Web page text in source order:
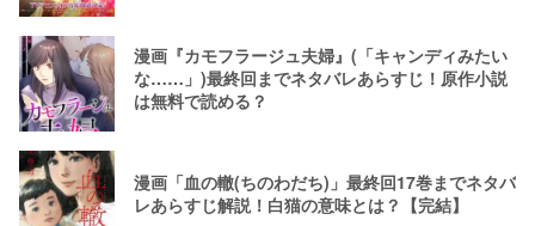
漫画『カモフラージュ夫婦』(「キャンディみたい
な……」)最終回までネタバレあらすじ！原作小説
は無料で読める？
漫画「血の轍(ちのわだち)」最終回17巻までネタバ
レあらすじ解説！白猫の意味とは？【完結】